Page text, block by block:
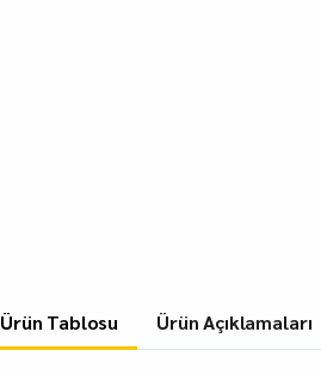
Ürün Tablosu Ürün Açıklamaları